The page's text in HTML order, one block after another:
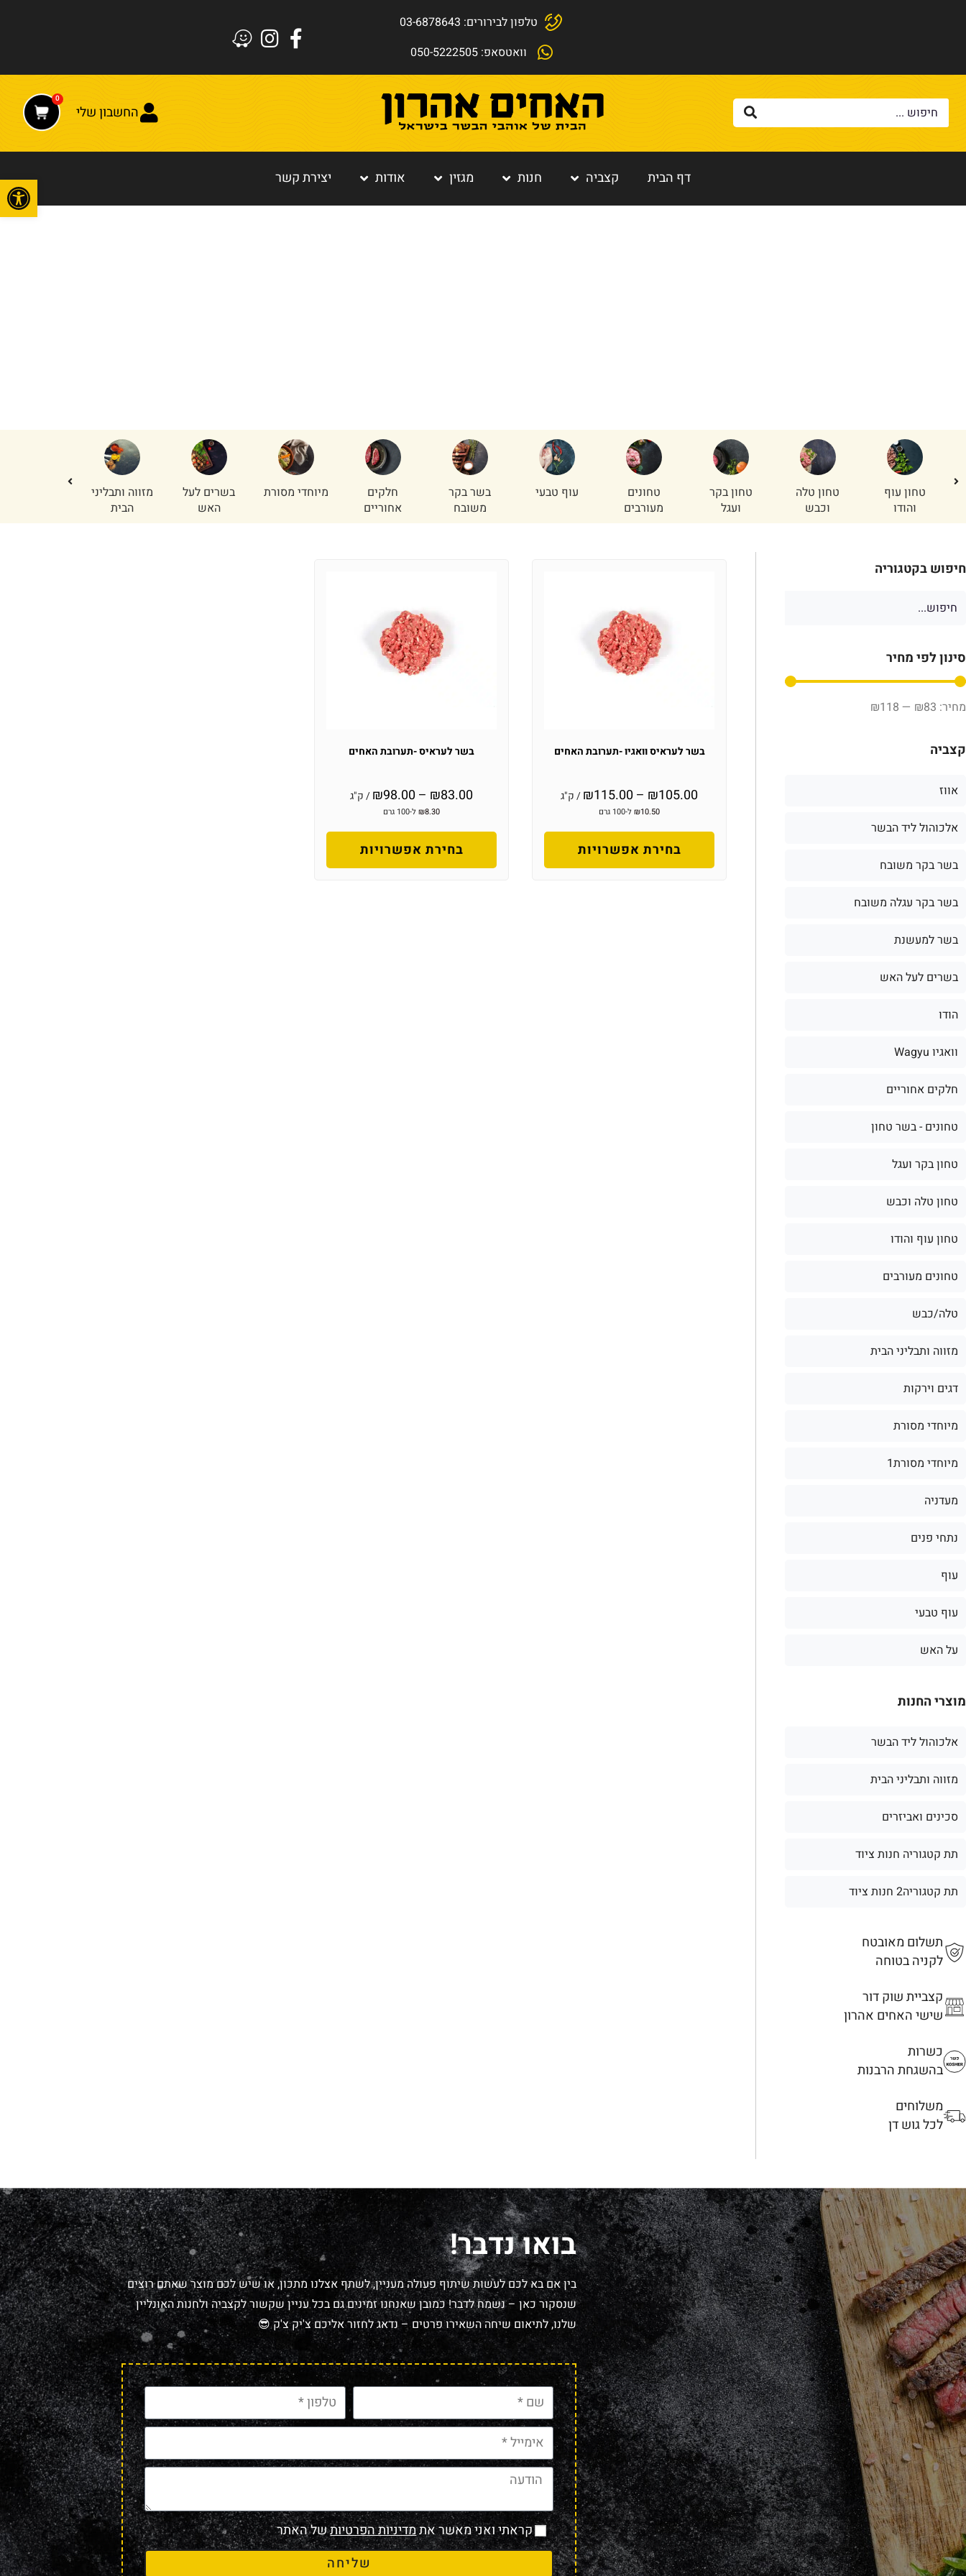
טלפון לבירורים: 03-6878643
וואטסאפ: 050-5222505
החשבון שלי
0
דף הבית קצביה חנות מגזין אודות יצירת קשר
טחון עוף
והודו
טחון טלה
וכבש
טחון בקר
ועגל
טחונים
מעורבים
עוף טבעי
בשר בקר
משובח
חלקים
אחוריים
מיוחדי מסורת
בשרים לעל
האש
מזווה ותבליני
הבית
חיפוש בקטגוריה
סינון לפי מחיר
₪83
—
₪118
קצביה
אווז
אלכוהול ליד הבשר
בשר בקר משובח
בשר בקר עגלה משובח
בשר למעשנת
בשרים לעל האש
הודו
וואגיו Wagyu
חלקים אחוריים
טחונים - בשר טחון
טחון בקר ועגל
טחון טלה וכבש
טחון עוף והודו
טחונים מעורבים
טלה/כבש
מזווה ותבליני הבית
דגים וירקות
מיוחדי מסורת
מיוחדי מסורת1
מעדניה
נתחי פנים
עוף
עוף טבעי
על האש
מוצרי החנות
אלכוהול ליד הבשר
מזווה ותבליני הבית
סכינים ואביזרים
תת קטגוריה חנות ציוד
תת קטגוריה2 חנות ציוד
תשלום מאובטח
לקניה בטוחה
קצביית שוק דור
שישי האחים אהרון
כשרות
בהשגחת הרבנות
משלוחים
לכל גוש דן
בשר לעראיס וואגיו -תערובת האחים
₪105.00
–
₪115.00 / ק"ג
₪10.50 ל-100 גרם
בחירת אפשרויות
בשר לעראיס -תערובת האחים
₪83.00
–
₪98.00 / ק"ג
₪8.30 ל-100 גרם
בחירת אפשרויות
בואו נדבר!
בין אם בא לכם לעשות שיתוף פעולה מעניין, לשתף אצלנו מתכון, או שיש לכם מוצר שאתם רוצים
שנסקור כאן – נשמח לדבר! כמובן שאנחנו זמינים גם בכל עניין שקשור לקצביה ולחנות האונליין
שלנו, לתיאום שיחה השאירו פרטים – נדאג לחזור אליכם צ'יק צ'ק 😎
קראתי ואני מאשר אתמדיניות הפרטיותשל האתר
שליחה